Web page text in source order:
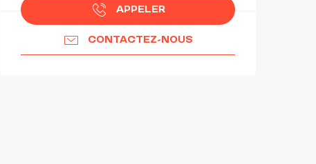
APPELER
CONTACTEZ-NOUS